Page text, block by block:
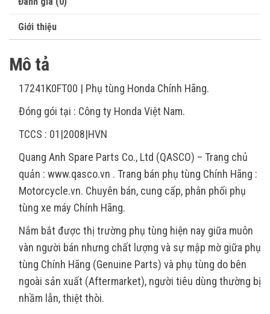
Giới thiệu
Mô tả
17241K0FT00 | Phụ tùng Honda Chính Hãng.
Đóng gói tại : Công ty Honda Việt Nam.
TCCS : 01|2008|HVN
Quang Anh Spare Parts Co., Ltd (QASCO) – Trang chủ
quản : www.qasco.vn . Trang bán phụ tùng Chính Hãng :
Motorcycle.vn. Chuyên bán, cung cấp, phân phối phụ
tùng xe máy Chính Hãng.
Nắm bắt được thị trường phụ tùng hiện nay giữa muôn
vàn người bán nhưng chất lượng và sự mập mờ giữa phụ
tùng Chính Hãng (Genuine Parts) và phụ tùng do bên
ngoài sản xuất (Aftermarket), người tiêu dùng thường bị
nhầm lẫn, thiệt thòi.